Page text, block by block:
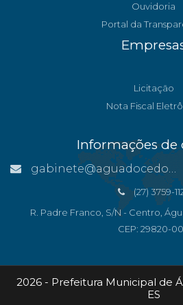
Ouvidoria
Portal da
Licitação
Nota Fiscal
Informações de
gabinete@aguadocedonorte.es.gov.br
(27) 3759-
R. Padre Franco, S/N - Centro,
CEP: 29820-
2026 - Prefeitura Municipal de
ES